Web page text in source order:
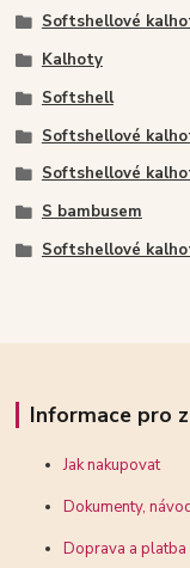
Softshellové
Kalhoty
Softshell
Softshellové
Softshellové
S bambusem
Softshellové
Informace pro
Jak nakupovat
Dokumenty,
Doprava a platba